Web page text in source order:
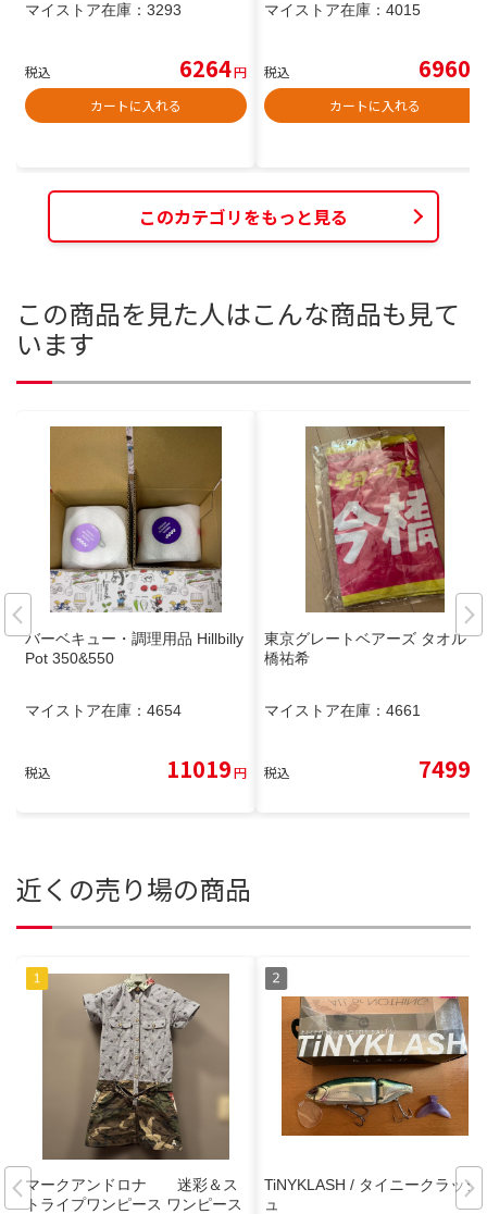
マイストア在庫： 3293
税込 6264円
カートに入れる
マイストア在庫： 4015
税込 6960
カートに入れる
このカテゴリをもっと見る
この商品を見た人はこんな商品も見て
います
バーベキュー・調理用品 Hillbilly
Pot 350&550
マイストア在庫： 4654
税込 11019円
東京グレートベアーズ タオル 今
橋祐希
マイストア在庫： 4661
税込 7499
近くの売り場の商品
マークアンドロナ 迷彩＆ス
トライプワンピース ワンピース
TiNYKLASH / タイニークラッシ
ュ